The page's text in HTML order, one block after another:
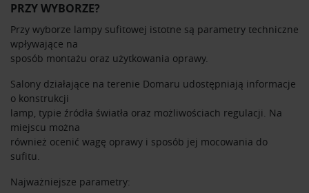
PRZY WYBORZE?
Przy wyborze lampy sufitowej istotne są parametry techniczne
wpływające na
sposób montażu oraz użytkowania oprawy.
Salony działające na terenie Domaru udostępniają informacje
o konstrukcji
lamp, typie źródła światła oraz możliwościach regulacji. Na
miejscu można
również ocenić wagę oprawy i sposób jej mocowania do
sufitu.
Najważniejsze parametry: